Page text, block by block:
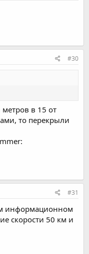
#30
в 15 от
то перекрыли
#31
информационном
скорости 50 км и